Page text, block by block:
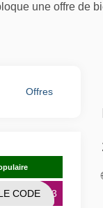
une offre de
Offres
FR23
CODE